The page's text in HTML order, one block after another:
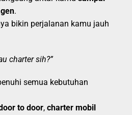
.
bikin perjalanan kamu jauh
charter sih?”
semua kebutuhan
to door, charter mobil